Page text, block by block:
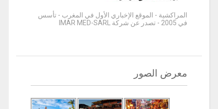
المراكشية - الموقع الإخباري الأول في المغرب - تأسس
في 2005 - تصدر عن شركة IMAR MED-SARL
معرض الصور